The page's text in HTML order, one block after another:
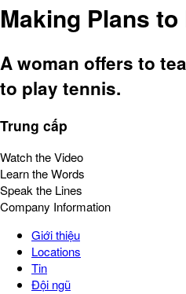
Making Plans
A woman offers to
to play tennis.
Trung cấp
Watch the Video
Learn the Words
Speak the Lines
Company Information
Giới thiệu
Locations
Tin
Đội ngũ